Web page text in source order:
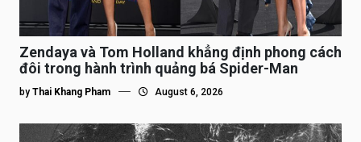
Zendaya và Tom Holland khẳng định phong cách
đôi trong hành trình quảng bá Spider-Man
by Thai Khang Pham August 6, 2026